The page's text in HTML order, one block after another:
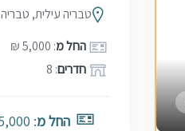
טבריה עילית, טבריה
החל מ: 5,000 ₪
חדרים: 8
החל מ: 5,000 ₪